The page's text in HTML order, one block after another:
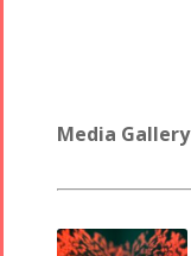
Media Gallery